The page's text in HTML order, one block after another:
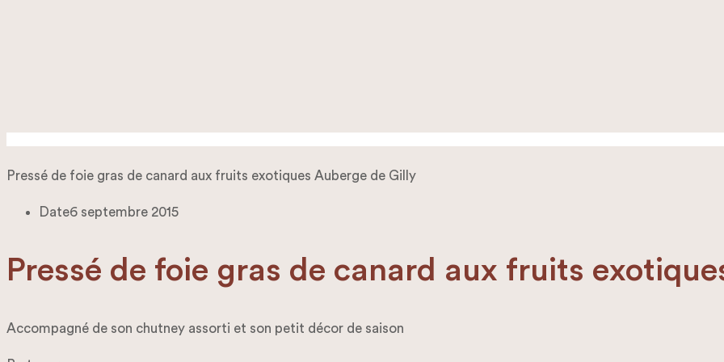
Pressé de foie gras de canard aux fruits exotiques Auberge de Gilly
Date6 septembre 2015
Pressé de foie gras de canard aux fruits
Accompagné de son chutney assorti et son petit décor de saison